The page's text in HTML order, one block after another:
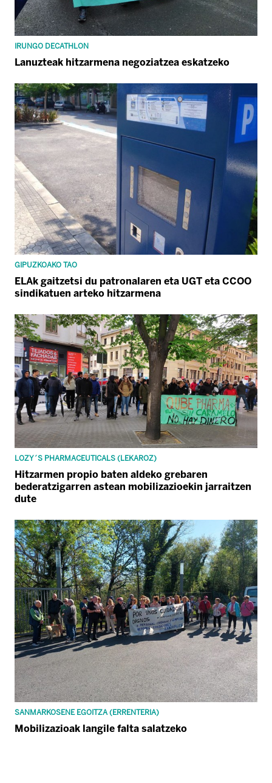
IRUNGO DECATHLON
Lanuzteak hitzarmena negoziatzea eskatzeko
GIPUZKOAKO TAO
ELAk gaitzetsi du patronalaren eta UGT eta CCOO
sindikatuen arteko hitzarmena
LOZY´S PHARMACEUTICALS (LEKAROZ)
Hitzarmen propio baten aldeko grebaren
bederatzigarren astean mobilizazioekin jarraitzen
dute
SANMARKOSENE EGOITZA (ERRENTERIA)
Mobilizazioak langile falta salatzeko